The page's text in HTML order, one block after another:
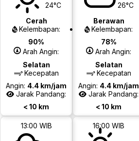
24°C
Cerah
Kelembapan:
90%
Arah Angin:
Selatan
Kecepatan
Angin: 4.4 km/jam
Jarak Pandang:
< 10 km
26°C
Berawan
Kelembapan:
78%
Arah Angin:
Selatan
Kecepatan
Angin: 4.4 km/jam
Jarak Pandang:
< 10 km
13:00 WIB 16:00 WIB